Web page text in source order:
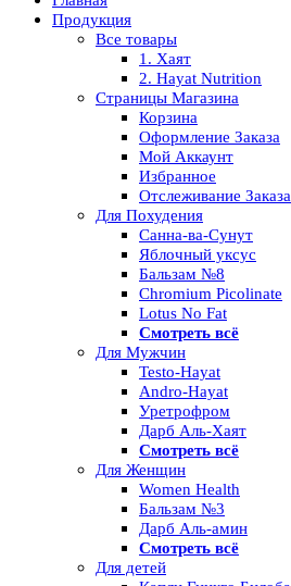
Продукция
Все товары
1. Хаят
2. Hayat Nutrition
Страницы Магазина
Корзина
Оформление Заказа
Мой Аккаунт
Избранное
Отслеживание Заказа
Для Похудения
Санна-ва-Сунут
Яблочный уксус
Бальзам №8
Chromium Picolinate
Lotus No Fat
Смотреть всё
Для Мужчин
Testo-Hayat
Andro-Hayat
Уретрофром
Дарб Аль-Хаят
Смотреть всё
Для Женщин
Women Health
Бальзам №3
Дарб Аль-амин
Смотреть всё
Для детей